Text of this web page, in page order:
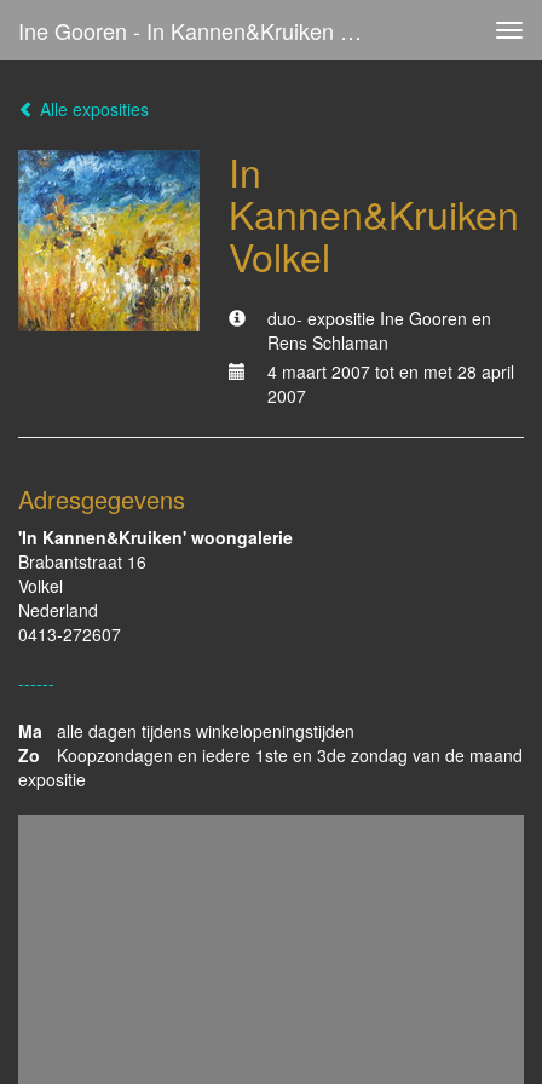
Ine Gooren - In Kannen&Kruiken Volkel
Alle exposities
In
Kannen&Kruiken
Volkel
duo- expositie Ine Gooren en
Rens Schlaman
4 maart 2007 tot en met 28 april
2007
Adresgegevens
'In Kannen&Kruiken' woongalerie
Brabantstraat 16
Volkel
Nederland
0413-272607
------
Ma alle dagen tijdens winkelopeningstijden
Zo
Koopzondagen en iedere 1ste en 3de zondag van de maand
expositie